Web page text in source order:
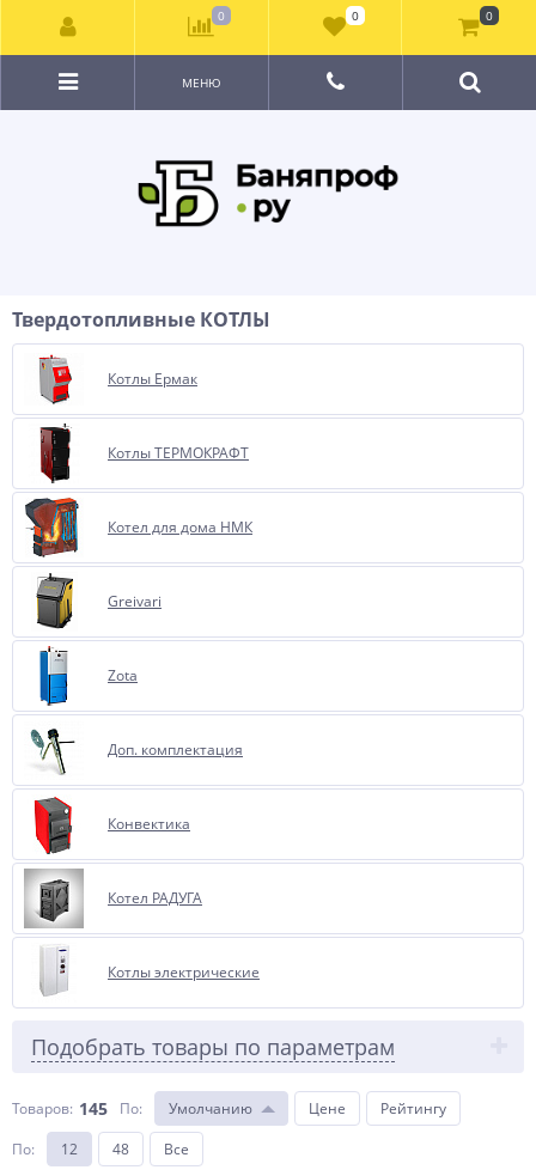
МЕНЮ
Твердотопливные КОТЛЫ
Котлы Ермак
Котлы ТЕРМОКРАФТ
Котел для дома НМК
Greivari
Zota
Доп. комплектация
Конвектика
Котел РАДУГА
Котлы электрические
Подобрать товары по параметрам
Товаров: 145 По: Умолчанию Цене
Рейтингу
По: 12 48 Все
0 0 0